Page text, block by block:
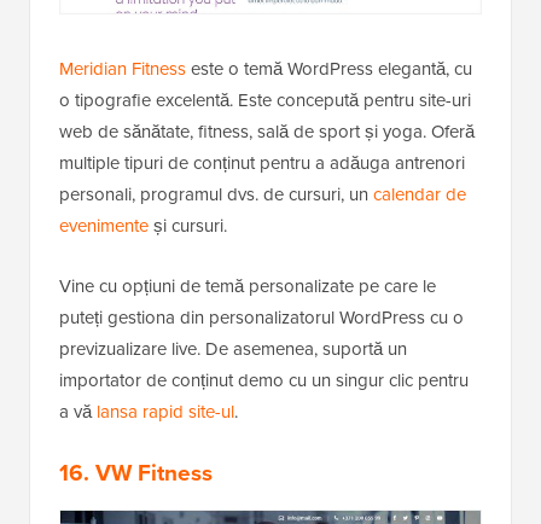
Meridian Fitnesseste o temă WordPress elegantă, cu
o tipografie excelentă. Este concepută pentru site-uri
web de sănătate, fitness, sală de sport și yoga. Oferă
multiple tipuri de conținut pentru a adăuga antrenori
personali, programul dvs. de cursuri, un calendar de
evenimenteși cursuri.
Vine cu opțiuni de temă personalizate pe care le
puteți gestiona din personalizatorul WordPress cu o
previzualizare live. De asemenea, suportă un
importator de conținut demo cu un singur clic pentru
a vălansa rapid site-ul.
16. VW Fitness